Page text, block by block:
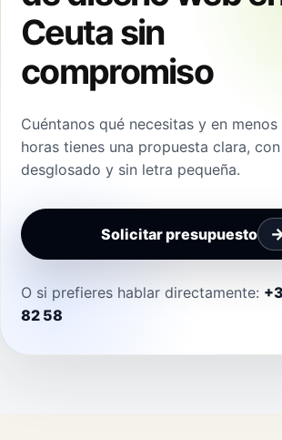
Ceuta sin
compromiso
Cuéntanos qué necesitas y en
horas tienes una propuesta clara,
desglosado y sin letra pequeña.
Solicitar presupuesto
O si prefieres hablar directamente:
82 58